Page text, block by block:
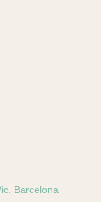
Barcelona